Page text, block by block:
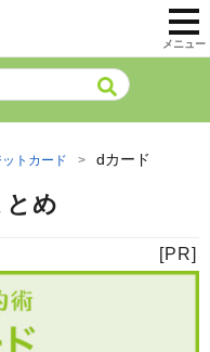
メニュー
トカード dカード
め